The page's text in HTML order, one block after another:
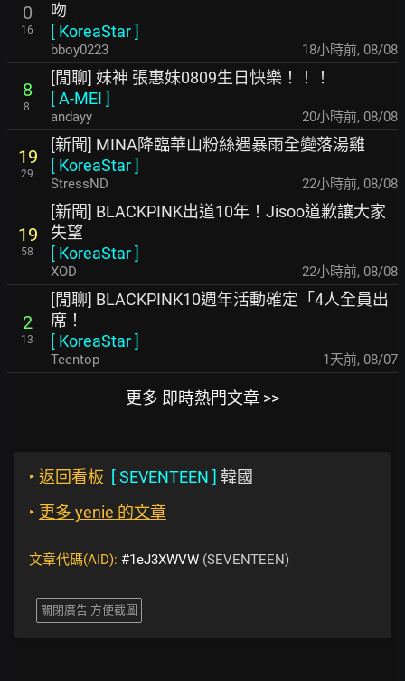
0
16
吻
[ KoreaStar]
bboy0223 18小時前, 08/08
8
8
[閒聊] 妹神 張惠妹0809生日快樂！！！
[A-MEI ]
andayy 20小時前, 08/08
19
29
[新聞] MINA降臨華山粉絲遇暴雨全變落湯雞
[ KoreaStar]
StressND 22小時前, 08/08
19
58
[新聞] BLACKPINK出道10年！Jisoo道歉讓大家
失望
[ KoreaStar]
XOD 22小時前, 08/08
2
13
[閒聊] BLACKPINK10週年活動確定「4人全員出
席！
[ KoreaStar]
Teentop 1天前, 08/07
更多 即時熱門文章 >>
‣ 返回看板 [SEVENTEEN ] 韓國
‣ 更多 yenie 的文章
文章代碼(AID): #1eJ3XWVW (SEVENTEEN)
關閉廣告 方便截圖